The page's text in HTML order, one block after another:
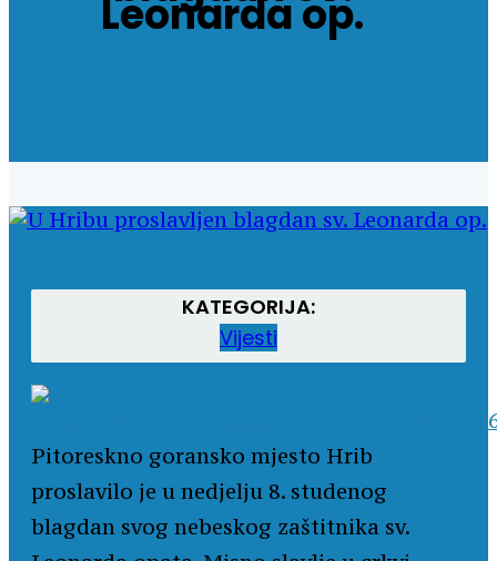
Leonarda op.
KATEGORIJA:
Vijesti
Pitoreskno goransko mjesto Hrib
proslavilo je u nedjelju 8. studenog
blagdan svog nebeskog zaštitnika sv.